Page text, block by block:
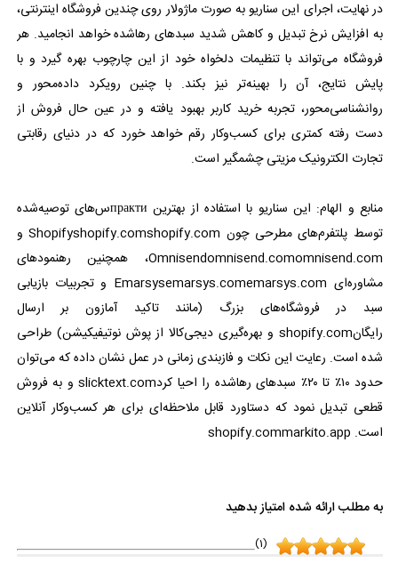
در نهایت، اجرای این سناریو به صورت ماژولار روی چندین فروشگاه اینترنتی،
به افزایش نرخ تبدیل و کاهش شدید سبدهای رهاشده خواهد انجامید. هر
فروشگاه می‌تواند با تنظیمات دلخواه خود از این چارچوب بهره گیرد و با
پایش نتایج، آن را بهینه‌تر نیز بکند. با چنین رویکرد داده‌محور و
روانشناسی‌محور، تجربه خرید کاربر بهبود یافته و در عین حال فروش از
دست رفته کمتری برای کسب‌وکار رقم خواهد خورد که در دنیای رقابتی
تجارت الکترونیک مزیتی چشمگیر است.
منابع و الهام: این سناریو با استفاده از بهترین практиس‌های توصیه‌شده
توسط پلتفرم‌های مطرحی چون Shopifyshopify.comshopify.com و
Omnisendomnisend.comomnisend.com، همچنین رهنمودهای
مشاوره‌ای Emarsysemarsys.comemarsys.com و تجربیات بازیابی
سبد در فروشگاه‌های بزرگ (مانند تاکید آمازون بر ارسال
رایگانshopify.com و بهره‌گیری دیجی‌کالا از پوش نوتیفیکیشن) طراحی
شده است. رعایت این نکات و فازبندی زمانی در عمل نشان داده که می‌توان
حدود ۱۰٪ تا ۲۰٪ سبدهای رهاشده را احیا کردslicktext.com و به فروش
قطعی تبدیل نمود که دستاورد قابل ملاحظه‌ای برای هر کسب‌وکار آنلاین
است. shopify.commarkito.app
به مطلب ارائه شده امتیاز بدهید
(1)